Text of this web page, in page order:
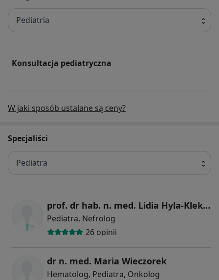
Pediatria
Konsultacja pediatryczna
W jaki sposób ustalane są ceny?
Specjaliści
Pediatra
prof. dr hab. n. med. Lidia Hyla-Klekot
Pediatra, Nefrolog
26 opinii
dr n. med. Maria Wieczorek
Hematolog, Pediatra, Onkolog